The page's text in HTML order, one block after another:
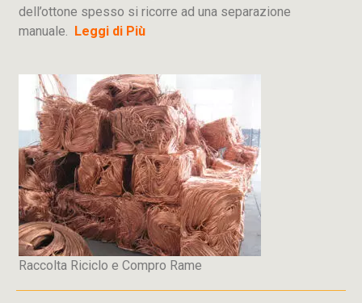
dell’ottone spesso si ricorre ad una separazione
manuale. Leggi di Più
Raccolta Riciclo e Compro Rame